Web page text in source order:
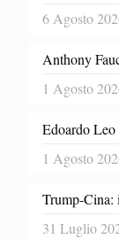
6 Agosto
Anthony
1 Agosto
Edoardo Leo
1 Agosto
Trump-Cina:
31 Luglio